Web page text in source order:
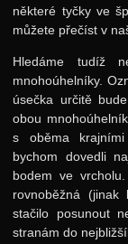
některé tyčky ve
můžete přečíst v
Hledáme tudíž
mnohoúhelníky.
úsečka určitě
obou
s oběma
bychom dovedli
bodem ve
rovnoběžná
stačilo posunout
stranám do